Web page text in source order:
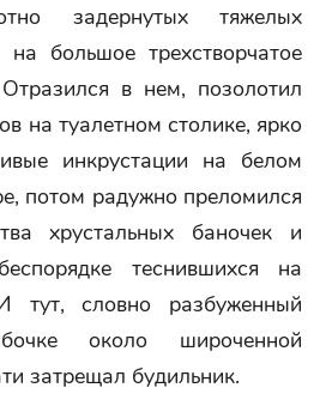
задернутых тяжелых
большое трехстворчатое
в нем, позолотил
на туалетном столике, ярко
инкрустации на белом
потом радужно преломился
хрустальных баночек и
теснившихся на
тут, словно разбуженный
около широченной
затрещал будильник.